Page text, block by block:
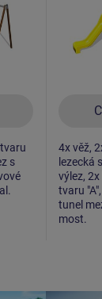
s
4x věž,
lezecká
výlez,
tvaru
tunel
most.